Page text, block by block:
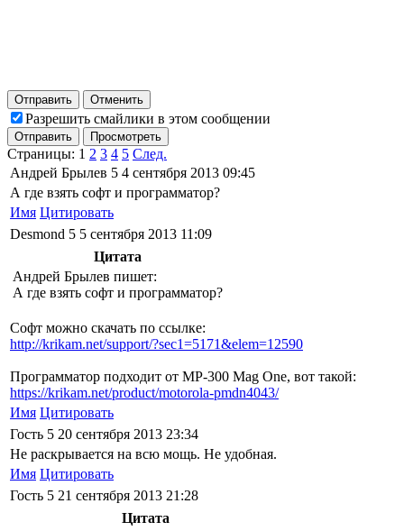
Отправить Отменить
Разрешить смайлики в этом сообщении
Отправить Просмотреть
Страницы: 1 2 3 4 5 След.
Андрей Брылев 5 4 сентября 2013 09:45
А где взять софт и программатор?
Имя Цитировать
Desmond 5 5 сентября 2013 11:09
Цитата
Андрей Брылев пишет:
А где взять софт и программатор?
Софт можно скачать по ссылке:
http://krikam.net/support/?sec1=5171&elem=12590
Программатор подходит от MP-300 Mag One, вот такой:
https://krikam.net/product/motorola-pmdn4043/
Имя Цитировать
Гость 5 20 сентября 2013 23:34
Не раскрывается на всю мощь. Не удобная.
Имя Цитировать
Гость 5 21 сентября 2013 21:28
Цитата